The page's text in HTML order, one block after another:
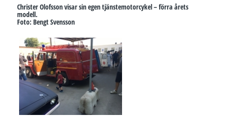
Christer Olofsson visar sin egen tjänstemotorcykel – förra årets
modell.
Foto: Bengt Svensson